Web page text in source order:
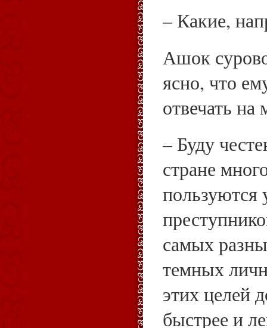
– Какие,
Ашок
ясно, что
отвечать
– Буду
стране
пользуются
самых
темных
этих целей
быстрее и